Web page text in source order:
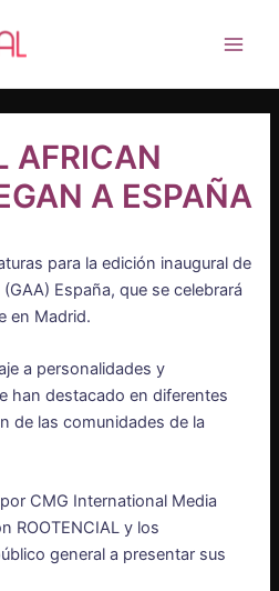
AFRICAN
A ESPAÑA
para la edición inaugural de
España, que se celebrará
en Madrid.
a personalidades y
han destacado en diferentes
de las comunidades de la
CMG International Media
ROOTENCIAL y los
general a presentar sus